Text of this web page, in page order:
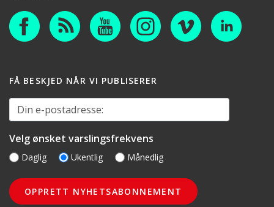
FÅ BESKJED NÅR VI PUBLISERER
Din e-postadresse:
Velg ønsket varslingsfrekvens
Daglig Ukentlig Månedlig